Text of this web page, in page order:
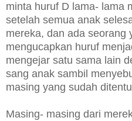
minta huruf D lama- lama
setelah semua anak
mereka, dan ada seorang
mengucapkan huruf
mengejar satu sama lain
sang anak sambil
masing yang sudah
Masing- masing dari